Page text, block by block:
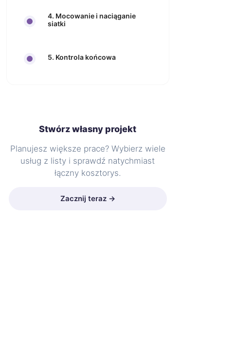
4. Mocowanie i naciąganie
siatki
5. Kontrola końcowa
Stwórz własny projekt
Planujesz większe prace? Wybierz wiele
usług z listy i sprawdź natychmiast
łączny kosztorys.
Zacznij teraz →